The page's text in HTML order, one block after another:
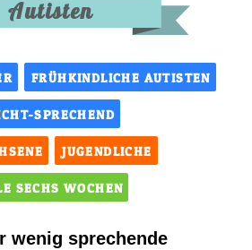
Autisten
wenig sprechende
FRÜHKINDLICHE AUTISTEN
SPRECHEND
JUGENDLICHE
SECHS WOCHEN